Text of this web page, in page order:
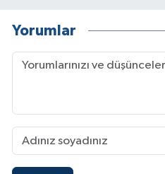
Yorumlar